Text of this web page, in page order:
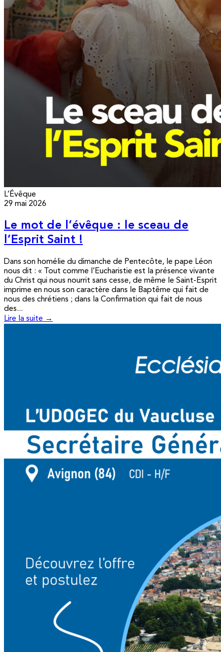
L’Évêque
29 mai 2026
Le mot de l’évêque : le sceau de
l’Esprit Saint !
Dans son homélie du dimanche de Pentecôte, le pape Léon
nous dit : « Tout comme l’Eucharistie est la présence vivante
du Christ qui nous nourrit sans cesse, de même le Saint-Esprit
imprime en nous son caractère dans le Baptême qui fait de
nous des chrétiens ; dans la Confirmation qui fait de nous
des...
Lire la suite →